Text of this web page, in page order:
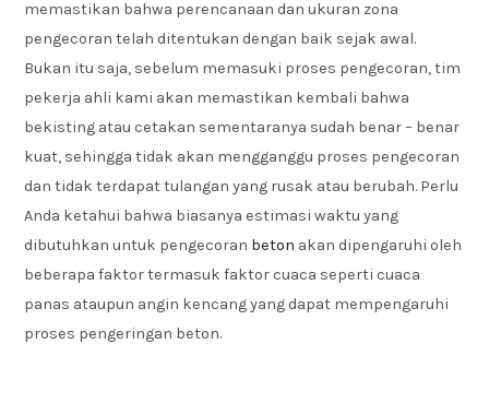
memastikan bahwa perencanaan dan ukuran zona
pengecoran telah ditentukan dengan baik sejak awal.
Bukan itu saja, sebelum memasuki proses pengecoran, tim
pekerja ahli kami akan memastikan kembali bahwa
bekisting atau cetakan sementaranya sudah benar – benar
kuat, sehingga tidak akan mengganggu proses pengecoran
dan tidak terdapat tulangan yang rusak atau berubah. Perlu
Anda ketahui bahwa biasanya estimasi waktu yang
dibutuhkan untuk pengecoran beton akan dipengaruhi oleh
beberapa faktor termasuk faktor cuaca seperti cuaca
panas ataupun angin kencang yang dapat mempengaruhi
proses pengeringan beton.